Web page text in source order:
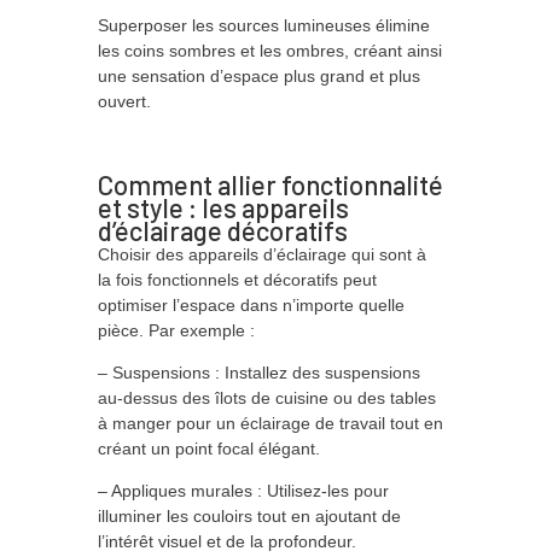
Superposer les sources lumineuses élimine
les coins sombres et les ombres, créant ainsi
une sensation d’espace plus grand et plus
ouvert.
Comment allier fonctionnalité
et style : les appareils
d’éclairage décoratifs
Choisir des appareils d’éclairage qui sont à
la fois fonctionnels et décoratifs peut
optimiser l’espace dans n’importe quelle
pièce. Par exemple :
– Suspensions : Installez des suspensions
au-dessus des îlots de cuisine ou des tables
à manger pour un éclairage de travail tout en
créant un point focal élégant.
– Appliques murales : Utilisez-les pour
illuminer les couloirs tout en ajoutant de
l’intérêt visuel et de la profondeur.